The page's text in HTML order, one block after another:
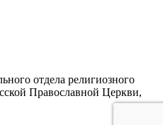
отдела религиозного
Православной Церкви,